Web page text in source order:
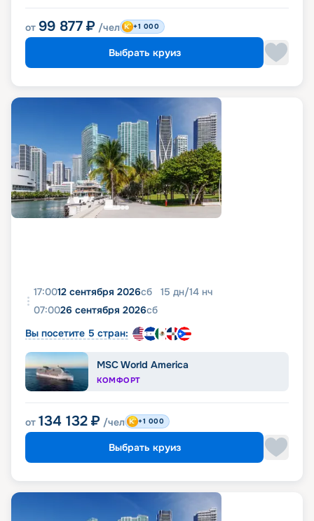
от 99 877 ₽ /чел +1 000
Выбрать круиз
17:0012 сентября 2026сб 15 дн/14 нч
07:0026 сентября 2026сб
Вы посетите 5 стран:
MSC World America
КОМФОРТ
от 134 132 ₽ /чел +1 000
Выбрать круиз